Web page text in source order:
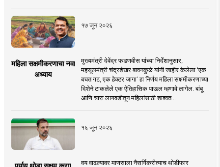
१७ जून २०२६
महिला सक्षमीकरणाचा नवा
अध्याय
मुख्यमंत्री देवेंद्र फडणवीस यांच्या निर्देशानुसार,
महसूलमंत्री चंद्रशेखर बावनकुळे यांनी जाहीर केलेला ‘एक
बचत गट, एक हेक्टर जागा’ हा निर्णय महिला सक्षमीकरणाच्या
दिशेने टाकलेले एक ऐतिहासिक पाऊल म्हणावे लागेल. बांबू
आणि चारा लागवडीतून महिलांसाठी शाश्वत ..
१६ जून २०२६
वय वाढल्यावर माणसाला नैसर्गिकरीत्याच थोडीफार